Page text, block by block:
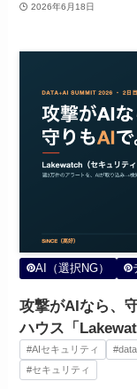
2026年6月18日
AI（選択NG）
攻撃がAIなら、
ハウス「
#AIセキュリティ
#セキュリティ